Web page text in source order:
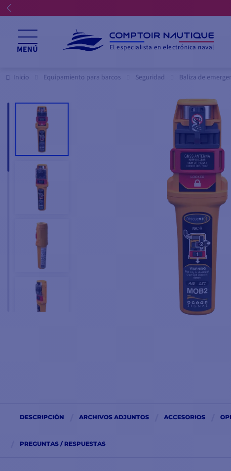
MENÚ El especialista en electrónica naval
Inicio Equipamiento para barcos Seguridad Baliza de
DESCRIPCIÓN ARCHIVOS ADJUNTOS ACCESORIOS
PREGUNTAS / RESPUESTAS